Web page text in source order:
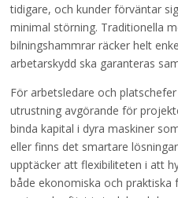
tidigare, och kunder förväntar
minimal störning. Traditionella
bilningshammrar räcker helt
arbetarskydd ska garanteras
För arbetsledare och
utrustning avgörande för
binda kapital i dyra maskiner
eller finns det smartare
upptäcker att flexibiliteten i att
både ekonomiska och